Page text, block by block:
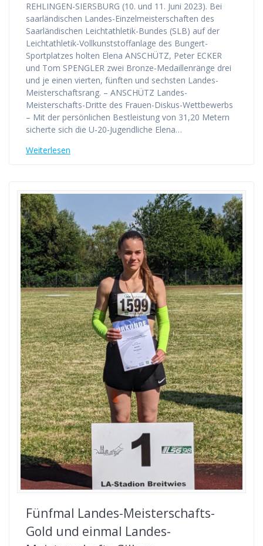
REHLINGEN-SIERSBURG (10. und 11. Juni 2023). Bei
saarländischen Landes-Einzelmeisterschaften des
Saarländischen Leichtathletik-Bundes (SLB) auf der
Leichtathletik-Vollkunststoffanlage des Bungert-
Sportplatzes holten Elena ANSCHÜTZ, Peter ECKER
und Tom SPENGLER zwei Bronze-Medaillenränge drei
und je einen vierten, fünften und sechsten Landes-
Meisterschaftsrang. – ANSCHÜTZ Landes-
Meisterschafts-Dritte des Frauen-Diskus-Wettbewerbs
– Mit der persönlichen Bestleistung von 31,20 Metern
sicherte sich die U-20-Jugendliche Elena…
Weiterlesen
Fünfmal Landes-Meisterschafts-
Gold und einmal Landes-